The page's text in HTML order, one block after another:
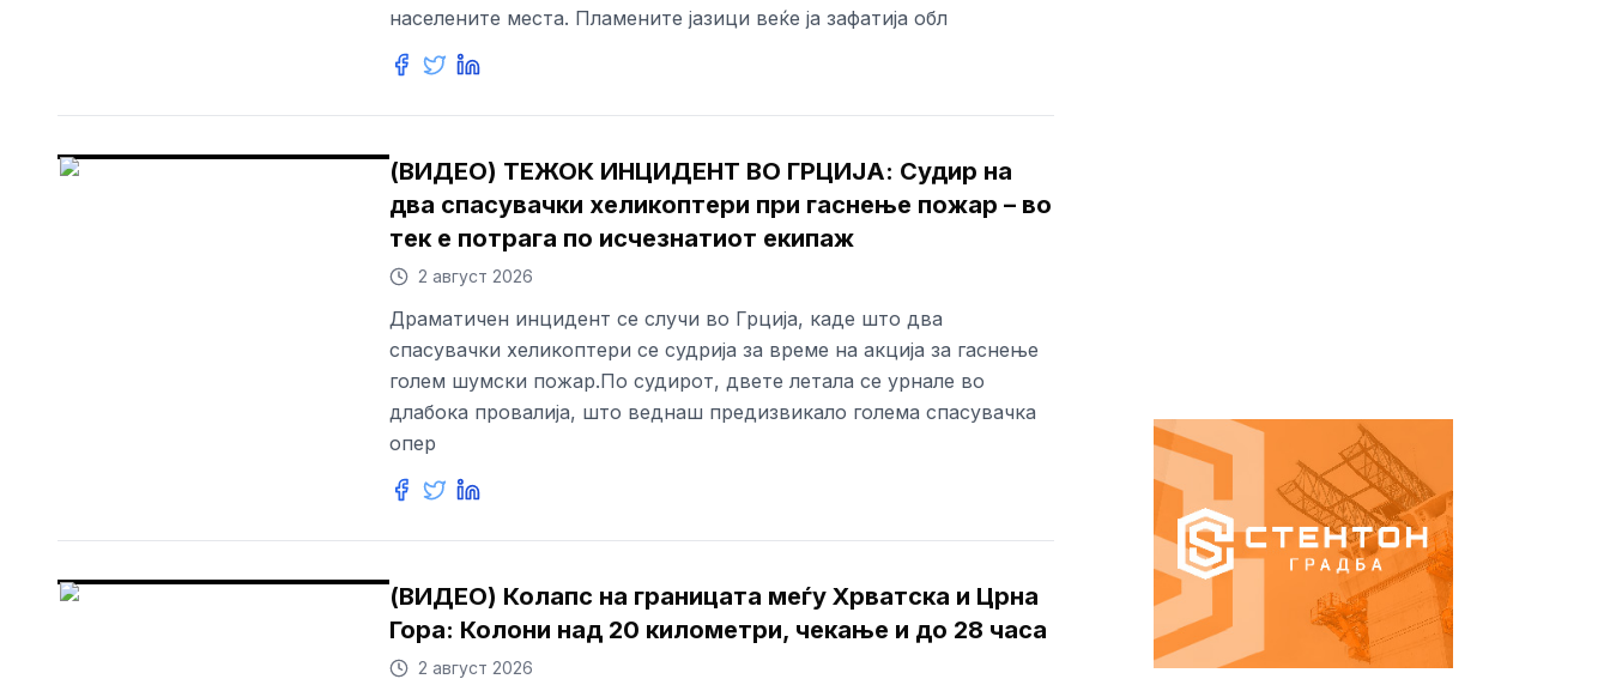
населените места. Пламените јазици веќе ја зафатија обл
(ВИДЕО) ТЕЖОК ИНЦИДЕНТ ВО ГРЦИЈА: Судир на
два спасувачки хеликоптери при гаснење пожар – во
тек е потрага по исчезнатиот екипаж
2 август 2026
Драматичен инцидент се случи во Грција, каде што два
спасувачки хеликоптери се судрија за време на акција за гаснење
голем шумски пожар.По судирот, двете летала се урнале во
длабока провалија, што веднаш предизвикало голема спасувачка
опер
(ВИДЕО) Колапс на границата меѓу Хрватска и Црна
Гора: Колони над 20 километри, чекање и до 28 часа
2 август 2026